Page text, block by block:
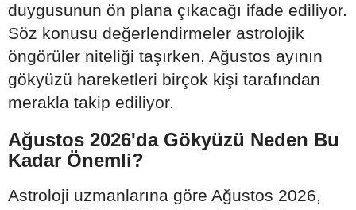
duygusunun ön plana çıkacağı ifade ediliyor.
Söz konusu değerlendirmeler astrolojik
öngörüler niteliği taşırken, Ağustos ayının
gökyüzü hareketleri birçok kişi tarafından
merakla takip ediliyor.
Ağustos 2026'da Gökyüzü Neden Bu
Kadar Önemli?
Astroloji uzmanlarına göre Ağustos 2026,